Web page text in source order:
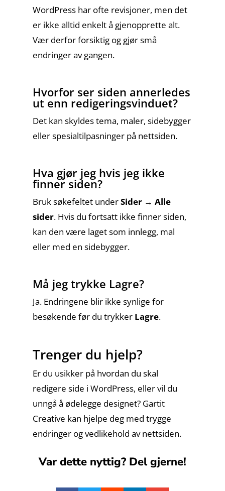
WordPress har ofte revisjoner, men det
er ikke alltid enkelt å gjenopprette alt.
Vær derfor forsiktig og gjør små
endringer av gangen.
Hvorfor ser siden annerledes
ut enn redigeringsvinduet?
Det kan skyldes tema, maler, sidebygger
eller spesialtilpasninger på nettsiden.
Hva gjør jeg hvis jeg ikke
finner siden?
Bruk søkefeltet underSider → Alle
sider. Hvis du fortsatt ikke finner siden,
kan den være laget som innlegg, mal
eller med en sidebygger.
Må jeg trykke Lagre?
Ja. Endringene blir ikke synlige for
besøkende før du trykker Lagre.
Trenger du hjelp?
Er du usikker på hvordan du skal
redigere side i WordPress, eller vil du
unngå å ødelegge designet? Gartit
Creative kan hjelpe deg med trygge
endringer og vedlikehold av nettsiden.
Var dette nyttig? Del gjerne!